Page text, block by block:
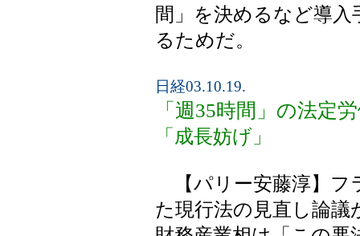
間」を決めるなど導
るためだ。
日経03.10.19.
「週35時間」の法定
「成長妨げ」
【パリー安藤淳】フ
た現行法の見直し論議